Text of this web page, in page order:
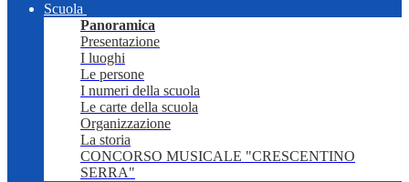
Scuola
Panoramica
Presentazione
I luoghi
Le persone
I numeri della scuola
Le carte della scuola
Organizzazione
La storia
CONCORSO MUSICALE "CRESCENTINO
SERRA"